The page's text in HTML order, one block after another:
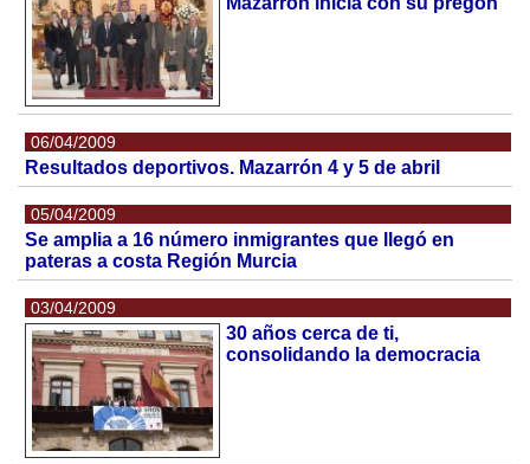
06/04/2009
Resultados deportivos. Mazarrón 4 y 5 de abril
05/04/2009
Se amplia a 16 número inmigrantes que llegó en
pateras a costa Región Murcia
03/04/2009
30 años cerca de ti,
consolidando la democracia